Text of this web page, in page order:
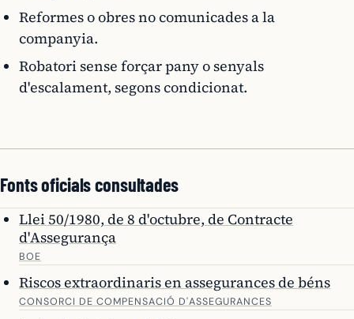
Reformes o obres no comunicades a la
companyia.
Robatori sense forçar pany o senyals
d'escalament, segons condicionat.
Fonts oficials consultades
Llei 50/1980, de 8 d'octubre, de Contracte
d'Assegurança
BOE
Riscos extraordinaris en assegurances de béns
CONSORCI DE COMPENSACIÓ D'ASSEGURANCES